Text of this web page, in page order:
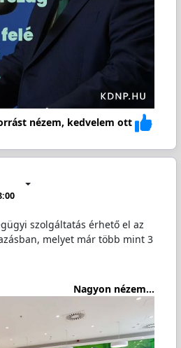
nézem, kedvelem ott
szolgáltatás érhető el az
melyet már több mint 3
Nagyon nézem...